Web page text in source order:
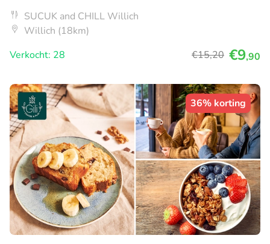
SUCUK and CHILL Willich
Willich (18km)
Verkocht: 28
€15,20 €9,90
36% korting